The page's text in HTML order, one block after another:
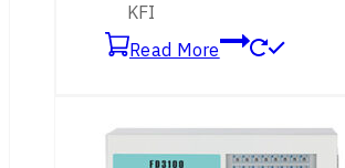
KFI
Read More